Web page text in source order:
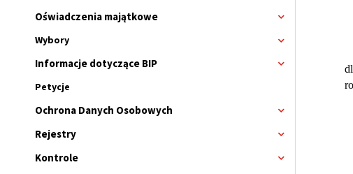
Oświadczenia majątkowe
Rozwiń
Wybory
Rozwiń
Wybory
Informacje dotyczące BIP
Rozwiń
Petycje
Ochrona Danych Osobowych
Rozwiń
Rejestry
Rozwiń
Kontrole
Rozwiń